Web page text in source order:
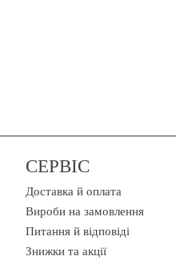
СЕРВІС
Доставка й оплата
Вироби на замовлення
Питання й відповіді
Знижки та акції